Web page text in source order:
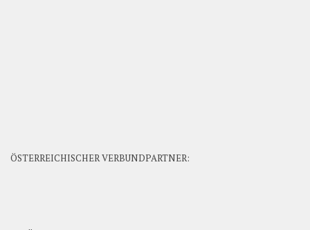
ÖSTERREICHISCHER VERBUNDPARTNER: